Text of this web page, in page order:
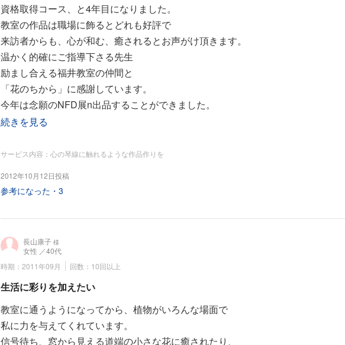
資格取得コース、と4年目になりました。
教室の作品は職場に飾るとどれも好評で
来訪者からも、心が和む、癒されるとお声がけ頂きます。
温かく的確にご指導下さる先生
励まし合える福井教室の仲間と
「花のちから」に感謝しています。
今年は念願のNFD展n出品することができました。
今後も多くの方の心の琴線に触れるような作品作りに励みたいと思います。
『花まつフラワーアカデミーに学んで』
2012年9月現在
アピタ福井教室 資格取得コース 受講中
続きを見る
サービス内容：心の琴線に触れるような作品作りを
2012年10月12日投稿
参考になった・ 3
長山康子 様
女性 ／40代
時期：2011年09月
回数：10回以上
生活に彩りを加えたい
教室に通うようになってから、植物がいろんな場面で
私に力を与えてくれています。
信号待ち、窓から見える道端の小さな花に癒されたり、